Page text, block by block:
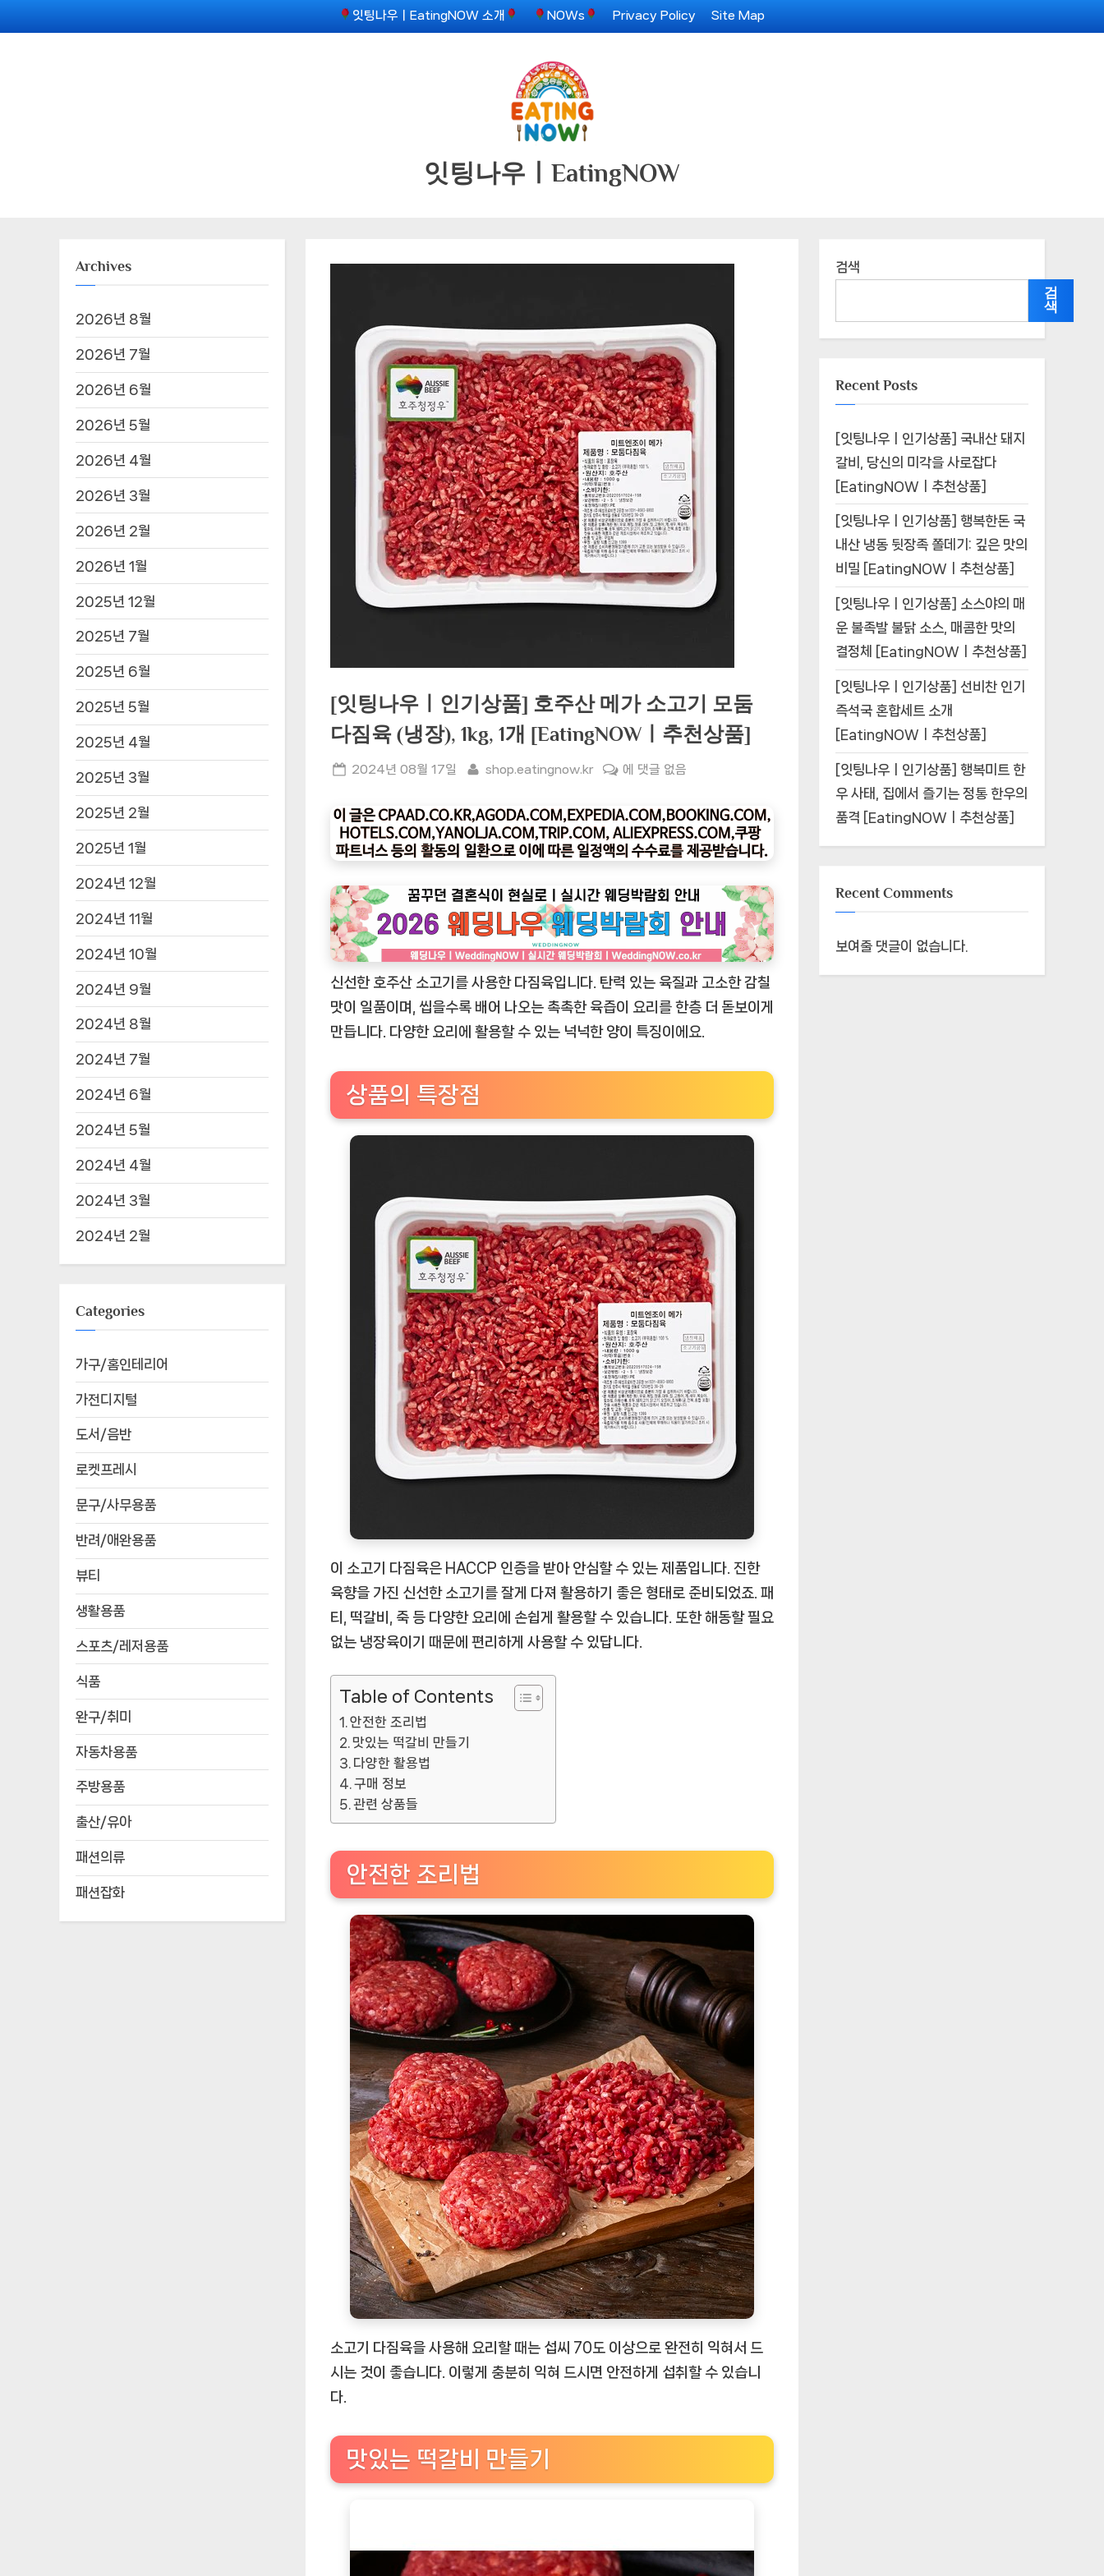
to
잇팅나우ㅣEatingNOW 소개 NOWs Privacy Policy Site Map
잇팅나우ㅣEatingNOW
[잇팅나우ㅣ인기상품] 호주산 메가 소고기 모둠
다짐육 (냉장), 1kg, 1개 [EatingNOWㅣ추천상품]
Posted
2024년 08월 17일 By
shop.eatingnow.kr
[잇
나
ㅣ
기
상
품]
호
주
산
메
짐
육
(냉
장),
1kg,
1
개
[EatingNOW
ㅣ
추
천
상
품]
에 댓글 없음
신선한 호주산 소고기를 사용한 다짐육입니다. 탄력 있는 육질과 고소한 감칠
맛이 일품이며, 씹을수록 배어 나오는 촉촉한 육즙이 요리를 한층 더 돋보이게
만듭니다. 다양한 요리에 활용할 수 있는 넉넉한 양이 특징이에요.
상품의 특장점
이 소고기 다짐육은 HACCP 인증을 받아 안심할 수 있는 제품입니다. 진한
육향을 가진 신선한 소고기를 잘게 다져 활용하기 좋은 형태로 준비되었죠. 패
티, 떡갈비, 죽 등 다양한 요리에 손쉽게 활용할 수 있습니다. 또한 해동할 필요
없는 냉장육이기 때문에 편리하게 사용할 수 있답니다.
Table of Contents
안전한 조리법
맛있는 떡갈비 만들기
다양한 활용법
구매 정보
관련 상품들
안전한 조리법
소고기 다짐육을 사용해 요리할 때는 섭씨 70도 이상으로 완전히 익혀서 드
시는 것이 좋습니다. 이렇게 충분히 익혀 드시면 안전하게 섭취할 수 있습니
다.
맛있는 떡갈비 만들기
Archives
2026년 8월
2026년 7월
2026년 6월
2026년 5월
2026년 4월
2026년 3월
2026년 2월
2026년 1월
2025년 12월
2025년 7월
2025년 6월
2025년 5월
2025년 4월
2025년 3월
2025년 2월
2025년 1월
2024년 12월
2024년 11월
2024년 10월
2024년 9월
2024년 8월
2024년 7월
2024년 6월
2024년 5월
2024년 4월
2024년 3월
2024년 2월
Categories
가구/홈인테리어
가전디지털
도서/음반
로켓프레시
문구/사무용품
반려/애완용품
뷰티
생활용품
스포츠/레저용품
식품
완구/취미
자동차용품
주방용품
출산/유아
패션의류
패션잡화
검색
검
색
Recent Posts
[잇팅나우ㅣ인기상품] 국내산 돼지
갈비, 당신의 미각을 사로잡다
[EatingNOWㅣ추천상품]
[잇팅나우ㅣ인기상품] 행복한돈 국
내산 냉동 뒷장족 쫄데기: 깊은 맛의
비밀 [EatingNOWㅣ추천상품]
[잇팅나우ㅣ인기상품] 소스야의 매
운 불족발 불닭 소스, 매콤한 맛의
결정체 [EatingNOWㅣ추천상품]
[잇팅나우ㅣ인기상품] 선비찬 인기
즉석국 혼합세트 소개
[EatingNOWㅣ추천상품]
[잇팅나우ㅣ인기상품] 행복미트 한
우 사태, 집에서 즐기는 정통 한우의
품격 [EatingNOWㅣ추천상품]
Recent Comments
보여줄 댓글이 없습니다.